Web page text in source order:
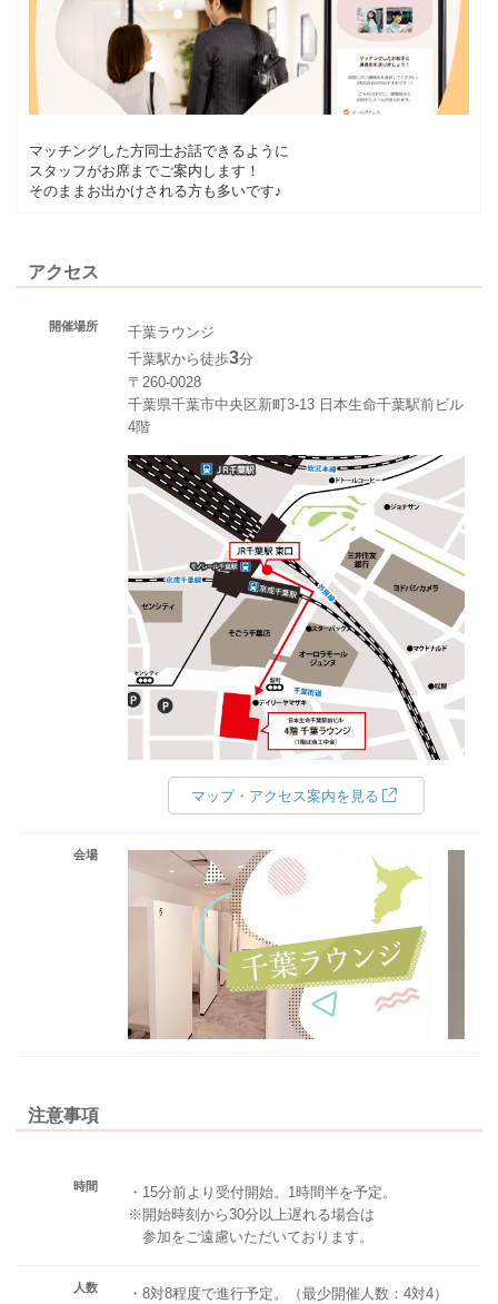
マッチングした方同士お話できるように
スタッフがお席までご案内します！
そのままお出かけされる方も多いです♪
アクセス
開催場所
千葉ラウンジ
千葉駅から徒歩3分
〒260-0028
千葉県千葉市中央区新町3-13 日本生命千葉駅前ビル
4階
マップ・アクセス案内を見る
会場
注意事項
時間
・15分前より受付開始。1時間半を予定。
※開始時刻から30分以上遅れる場合は
参加をご遠慮いただいております。
人数
・8対8程度で進行予定。（最少開催人数：4対4）